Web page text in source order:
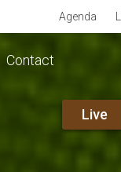
Agenda
Contact
Live